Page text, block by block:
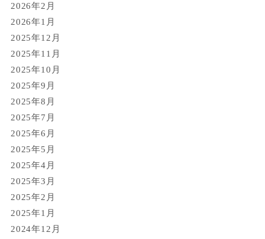
2026年2月
2026年1月
2025年12月
2025年11月
2025年10月
2025年9月
2025年8月
2025年7月
2025年6月
2025年5月
2025年4月
2025年3月
2025年2月
2025年1月
2024年12月